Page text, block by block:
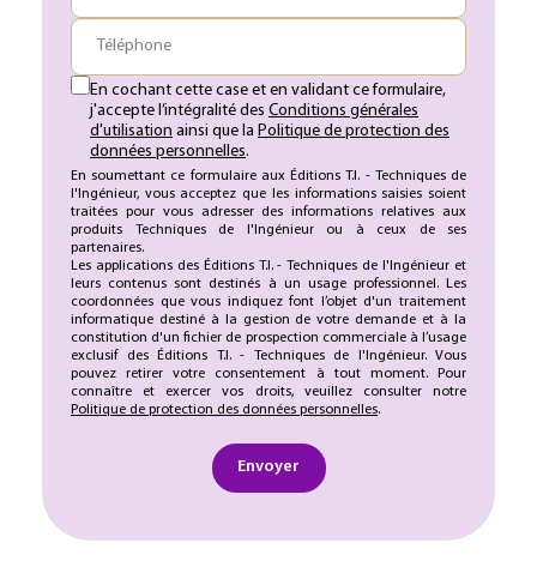
Téléphone
En cochant cette case et en validant ce formulaire,
j'accepte l’intégralité des Conditions générales
d'utilisation ainsi que la Politique de protection des
données personnelles.
En soumettant ce formulaire aux Éditions T.I. - Techniques de
l'Ingénieur, vous acceptez que les informations saisies soient
traitées pour vous adresser des informations relatives aux
produits Techniques de l'Ingénieur ou à ceux de ses
partenaires.
Les applications des Éditions T.I. - Techniques de l'Ingénieur et
leurs contenus sont destinés à un usage professionnel. Les
coordonnées que vous indiquez font l’objet d'un traitement
informatique destiné à la gestion de votre demande et à la
constitution d'un fichier de prospection commerciale à l’usage
exclusif des Éditions T.I. - Techniques de l'Ingénieur. Vous
pouvez retirer votre consentement à tout moment. Pour
connaître et exercer vos droits, veuillez consulter notre
Politique de protection des données personnelles.
Envoyer